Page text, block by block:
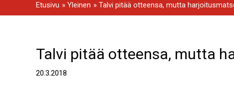
Etusivu Yleinen Talvi pitää otteensa, mutta
Talvi pitää otteensa, mutta
20.3.2018
Artikkelien